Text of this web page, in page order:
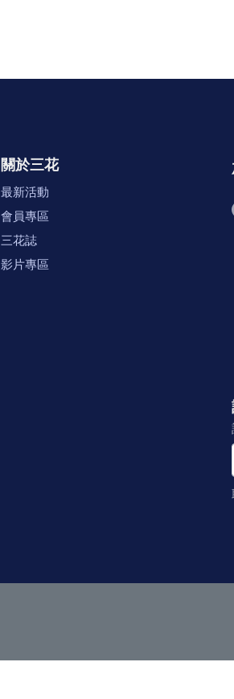
關於三花
最新活動
會員專區
三花誌
影片專區